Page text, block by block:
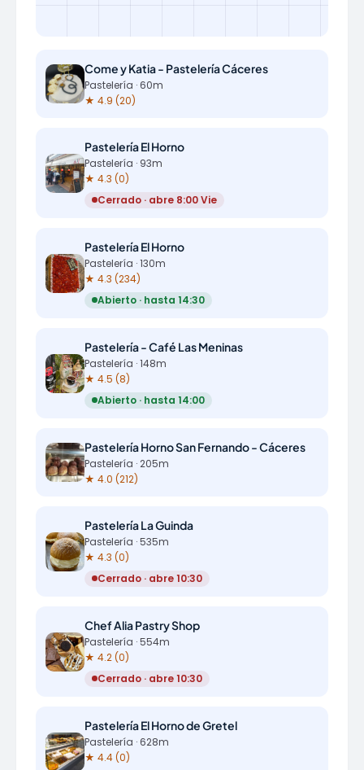
Come y Katia - Pastelería Cáceres
Pastelería · 60m
★ 4.9 (20)
Pastelería El Horno
Pastelería · 93m
★ 4.3 (0)
Cerrado · abre 8:00 Vie
Pastelería El Horno
Pastelería · 130m
★ 4.3 (234)
Abierto · hasta 14:30
Pastelería - Café Las Meninas
Pastelería · 148m
★ 4.5 (8)
Abierto · hasta 14:00
Pastelería Horno San Fernando - Cáceres
Pastelería · 205m
★ 4.0 (212)
Pastelería La Guinda
Pastelería · 535m
★ 4.3 (0)
Cerrado · abre 10:30
Chef Alia Pastry Shop
Pastelería · 554m
★ 4.2 (0)
Cerrado · abre 10:30
Pastelería El Horno de Gretel
Pastelería · 628m
★ 4.4 (0)